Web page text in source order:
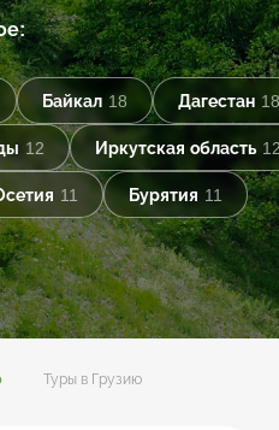
Байкал 18 Дагестан 18
12 Иркутская область 12
11 Бурятия 11
Туры в Грузию